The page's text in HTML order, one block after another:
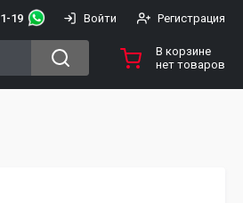
19 Войти Регистрация
В корзине
нет товаров